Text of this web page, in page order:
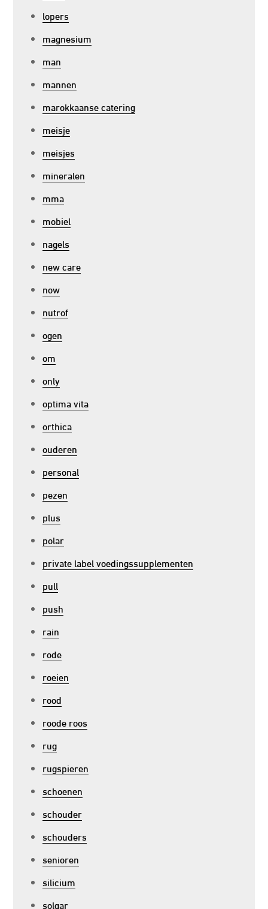
lopers
magnesium
man
mannen
marokkaanse catering
meisje
meisjes
mineralen
mma
mobiel
nagels
new care
now
nutrof
ogen
om
only
optima vita
orthica
ouderen
personal
pezen
plus
polar
private label voedingssupplementen
pull
push
rain
rode
roeien
rood
roode roos
rug
rugspieren
schoenen
schouder
schouders
senioren
silicium
solgar